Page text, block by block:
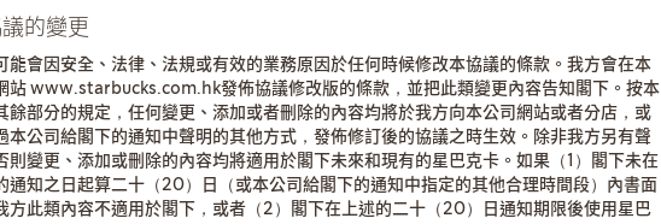
的變更
能會因安全、法律、法規或有效的業務原因於任何時候修改本協議的條款。我方會在本
站 www.starbucks.com.hk發佈協議修改版的條款，並把此類變更內容告知閣下。按本
餘部分的規定，任何變更、添加或者刪除的內容均將於我方向本公司網站或者分店，或
本公司給閣下的通知中聲明的其他方式，發佈修訂後的協議之時生效。除非我方另有聲
則變更、添加或刪除的內容均將適用於閣下未來和現有的星巴克卡。如果（1）閣下未在
通知之日起算二十（20）日（或本公司給閣下的通知中指定的其他合理時間段）內書面
方此類內容不適用於閣下，或者（2）閣下在上述的二十（20）日通知期限後使用星巴